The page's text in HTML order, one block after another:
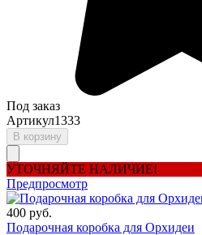
Под заказ
Артикул1333
В корзину
УТОЧНЯЙТЕ НАЛИЧИЕ!
Предпросмотр
400 руб.
Подарочная коробка для Орхидеи